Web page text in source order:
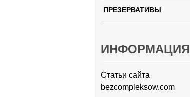
ПРЕЗЕРВАТИВЫ
ИНФОРМАЦИЯ
Статьи сайта
bezcompleksow.com